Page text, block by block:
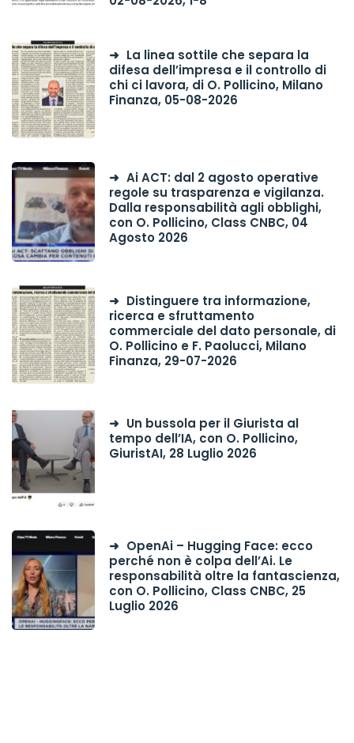
La linea sottile che separa la
difesa dell’impresa e il controllo di
chi ci lavora, di O. Pollicino, Milano
Finanza, 05-08-2026
Ai ACT: dal 2 agosto operative
regole su trasparenza e vigilanza.
Dalla responsabilità agli obblighi,
con O. Pollicino, Class CNBC, 04
Agosto 2026
Distinguere tra informazione,
ricerca e sfruttamento
commerciale del dato personale, di
O. Pollicino e F. Paolucci, Milano
Finanza, 29-07-2026
Un bussola per il Giurista al
tempo dell’IA, con O. Pollicino,
GiuristAI, 28 Luglio 2026
OpenAi – Hugging Face: ecco
perché non è colpa dell’Ai. Le
responsabilità oltre la fantascienza,
con O. Pollicino, Class CNBC, 25
Luglio 2026